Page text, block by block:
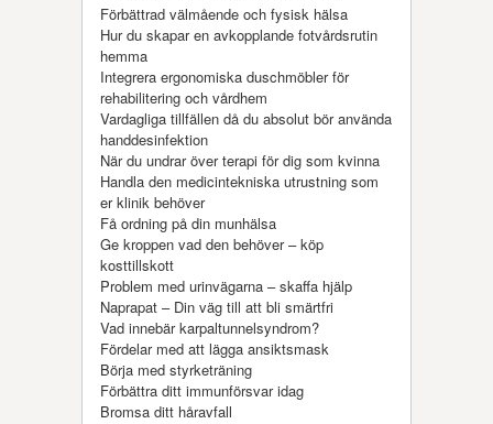
Förbättrad välmående och fysisk hälsa
Hur du skapar en avkopplande fotvårdsrutin
hemma
Integrera ergonomiska duschmöbler för
rehabilitering och vårdhem
Vardagliga tillfällen då du absolut bör använda
handdesinfektion
När du undrar över terapi för dig som kvinna
Handla den medicintekniska utrustning som
er klinik behöver
Få ordning på din munhälsa
Ge kroppen vad den behöver – köp
kosttillskott
Problem med urinvägarna – skaffa hjälp
Naprapat – Din väg till att bli smärtfri
Vad innebär karpaltunnelsyndrom?
Fördelar med att lägga ansiktsmask
Börja med styrketräning
Förbättra ditt immunförsvar idag
Bromsa ditt håravfall